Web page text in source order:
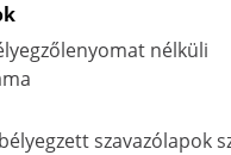
nélküli
szavazólapok